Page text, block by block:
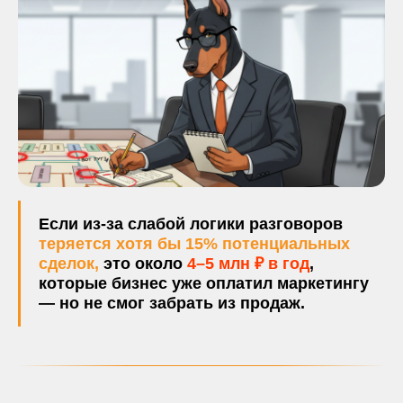
Если из-за слабой логики разговоров
теряется хотя бы 15% потенциальных
сделок, это около 4–5 млн ₽ в год,
которые бизнес уже оплатил маркетингу
— но не смог забрать из продаж.